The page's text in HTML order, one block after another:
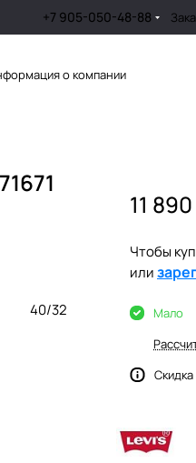
+7 905-050-48-88
о компании
40/32
11
Чтобы
или
Мало